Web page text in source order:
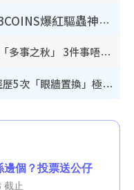
怕蟲人士夏日救星！日本3COINS爆紅驅蟲神器$45起 1招「全程免觸碰」輕鬆搞定小強
立秋2026｜8月7日立秋進入「多事之秋」 3件事唔做得！專家教6招開運 清枱頭／銀包納氣接好運
颱風白海豚料周日襲浙江！經歷5次「眼牆置換」極罕見 成登陸內地最長途颱風